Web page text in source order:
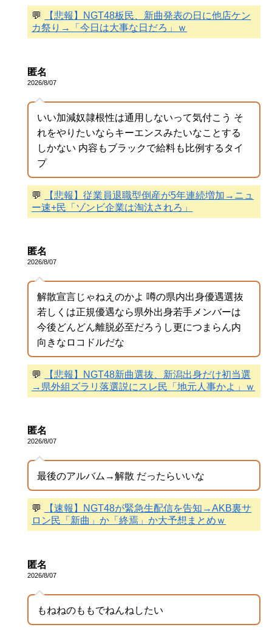
💬
【悲報】NGT48板民、新曲発表の日に他店ケン
カ祭り→「今日は大事な日だろ」ｗ
匿名
2026/8/07
いい加減奴隷根性は通用しないって気付こう そ
れをやりたいならキーエンスみたいなことする
しかない 内容もブラックで給料も比例するタイ
プ
💬
【悲報】従業員退職型倒産が5年連続増加→ニュ
ー速+民「ゾンビ企業は淘汰されろ」
匿名
2026/8/07
解散宣言じゃねえのかよ 噂の県内出身優遇選抜
若しくは正規優遇なら県外出身若手メンバーは
今後どんどん離脱必至だろうし更につまらん内
向きなロコドルだな
💬
【悲報】NGT48新曲選抜、新潟出身だけ初当選
→県外組ズラリ落選説にスレ民「地元人事かよ」ｗ
匿名
2026/8/07
最後のアルバム→解散 だったらいいな
💬
【速報】NGT48が緊急生配信を告知→AKB裏サ
ロン民「新曲」か「終焉」か大予想まとめｗ
匿名
2026/8/07
もねねのももでねんねしたい